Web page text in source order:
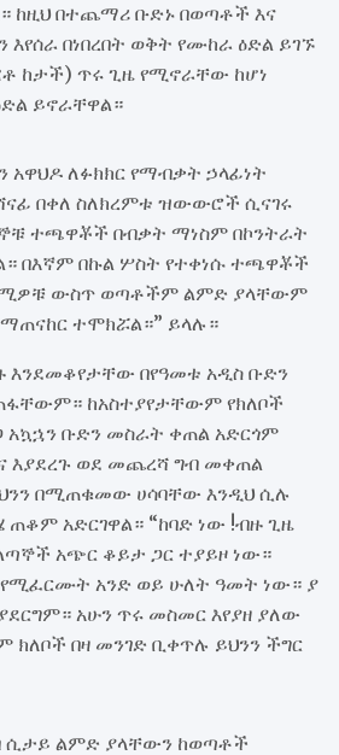
ከዚህ በተጨማሪ ቡድኑ በወጣቶች እና
በነበረበት ወቅት የሙከራ ዕድል ይገኙ
ከታች) ጥሩ ጊዜ የሚኖራቸው ከሆነ
ይኖራቸዋል።
አዋህዶ ለፉክክር የማብቃት ኃላፊነት
በቀለ ስለክረምቱ ዝውውሮች ሲናገሩ
ተጫዋቾች በብቃት ማነስም በኮንትራት
በእኛም በኩል ሦስት የተቀነሱ ተጫዋቾች
ውስጥ ወጣቶችም ልምድ ያላቸውም
ተሞክሯል።” ይላሉ።
እንደመቆየታቸው በየዓመቱ አዲስ ቡድን
ከአስተያየታቸውም የክለቦች
አኳኋን ቡድን መስራት ቀጠል አድርጎም
እያደረጉ ወደ መጨረሻ ግብ መቀጠል
በሚጠቁመው ሀሳባቸው እንዲህ ሲሉ
ጠቆም አድርገዋል። “ከባድ ነው !ብዙ ጊዜ
አጭር ቆይታ ጋር ተያይዞ ነው።
አንድ ወይ ሁለት ዓመት ነው። ያ
አሁን ጥሩ መስመር እየያዘ ያለው
በዛ መንገድ ቢቀጥሉ ይህንን ችግር
ሲታይ ልምድ ያላቸውን ከወጣቶች